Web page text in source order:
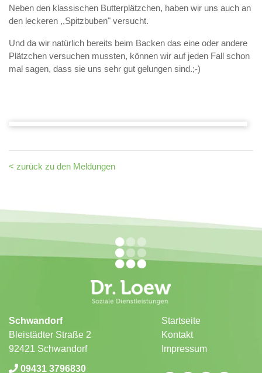
Neben den klassischen Butterplätzchen, haben wir uns auch an
den leckeren ,,Spitzbuben" versucht.
Und da wir natürlich bereits beim Backen das eine oder andere
Plätzchen versuchen mussten, können wir auf jeden Fall schon
mal sagen, dass sie uns sehr gut gelungen sind.;-)
< zurück zu den Meldungen
Schwandorf
Bleistädter Straße 2
92421 Schwandorf
09431 3796830
Startseite
Kontakt
Impressum